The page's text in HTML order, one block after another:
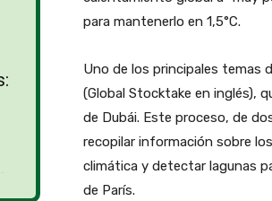
-
para mantenerlo en 1,5°C.
Uno de los principales temas
(Global Stocktake en inglés),
de Dubái. Este proceso, de
recopilar información sobre
climática y detectar lagunas
de París.